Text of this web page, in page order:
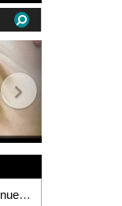
Presidente municipal David Medina entrega dos nuevas unidades blindadas para seguir fortaleciendo la seguridad en Ciudad Valles